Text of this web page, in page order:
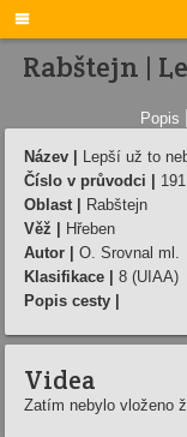

Rabštejn |
Popis
Název |
Lepší už to
Číslo v průvodci |
191
Oblast |
Rabštejn
Věž |
Hřeben
Autor |
O. Srovnal ml.
Klasifikace |
8 (UIAA)
Popis cesty |
Videa
Zatím nebylo vloženo